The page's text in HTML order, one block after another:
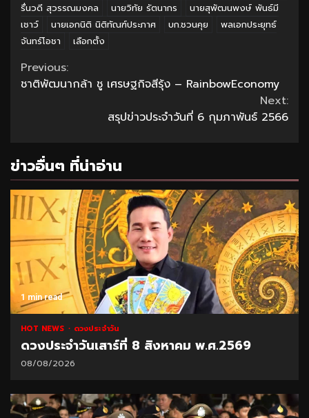
รื่นวดี สุวรรณมงคล
นายวิทัย รัตนากร
นายสุพัฒนพงษ์ พันธ์มี
เชาว์
นายเอกนิติ นิติทัณฑ์ประภาศ บก.ชวนคุย
พลเอกประยุทธ์
จันทร์โอชา
เลือกตั้ง
Continue
Reading
Previous:
ชาติพัฒนากล้า ชู เศรษฐกิจสีรุ้ง – RainbowEconomy
Next:
สรุปข่าวประจำวันที่ 6 กุมภาพันธ์ 2566
ข่าวอื่นๆ ที่น่าอ่าน
1 min read
HOT NEWS ดวงประจำวัน
ดวงประจำวันเสาร์ที่ 8 สิงหาคม พ.ศ.2569
08/08/2026